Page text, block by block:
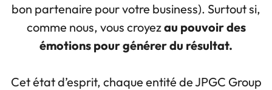
bon partenaire pour votre business). Surtout si,
comme nous, vous croyezau pouvoir des
émotions pour générer du résultat.
Cet état d’esprit, chaque entité de JPGC Group